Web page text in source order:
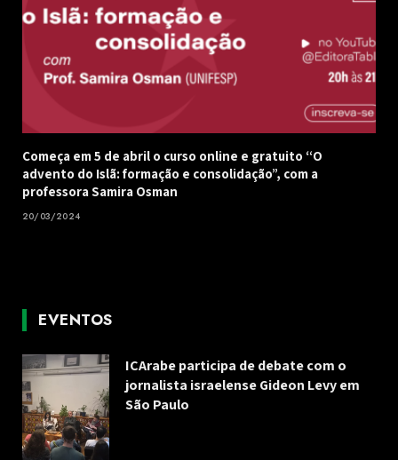
Começa em 5 de abril o curso online e gratuito “O
advento do Islã: formação e consolidação”, com a
professora Samira Osman
20/03/2024
EVENTOS
ICArabe participa de debate com o
jornalista israelense Gideon Levy em
São Paulo